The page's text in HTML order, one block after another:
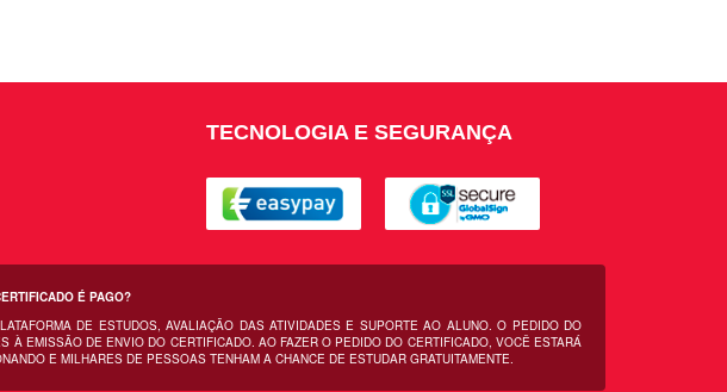
TECNOLOGIA E SEGURANÇA
É PAGO?
DE ESTUDOS, AVALIAÇÃO DAS ATIVIDADES E SUPORTE AO ALUNO. O PEDIDO DO
EMISSÃO DE ENVIO DO CERTIFICADO. AO FAZER O PEDIDO DO CERTIFICADO, VOCÊ ESTARÁ
E MILHARES DE PESSOAS TENHAM A CHANCE DE ESTUDAR GRATUITAMENTE.